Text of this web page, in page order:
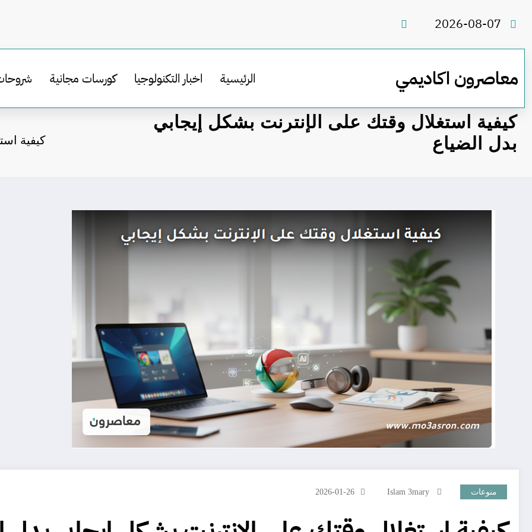
2026-08-07
معاصرون اكاديمي الرئيسية اخبار التكنولوجيا كورسات مجانية
كيفية استغلال وقتك على الإنترنت بشكل إيجابي
بدل الضياع
كيفية
منوعات Islam 3mary
2026-01-26